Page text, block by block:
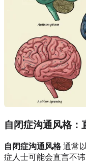
自闭症沟通风格：
自闭症沟通风格通常
症人士可能会直言不